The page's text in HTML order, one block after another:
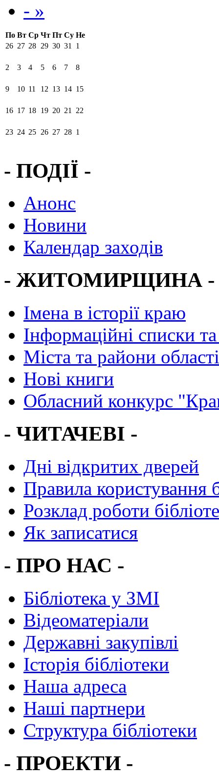
- »
По Вт Ср Чт Пт Су Не
26 27 28 29 30 31 1
2 3 4 5 6 7 8
9 10 11 12 13 14 15
16 17 18 19 20 21 22
23 24 25 26 27 28 1
- ПОДІЇ -
Анонс
Новини
Календар заходів
- ЖИТОМИРЩИНА -
Імена в історії краю
Інформаційні списки
Міста та райони області
Нові книги
Обласний конкурс
- ЧИТАЧЕВІ -
Дні відкритих дверей
Правила користування
Розклад роботи
Як записатися
- ПРО НАС -
Бібліотека у ЗМІ
Відеоматеріали
Державні закупівлі
Історія бібліотеки
Наша адреса
Наші партнери
Структура бібліотеки
- ПРОЕКТИ -